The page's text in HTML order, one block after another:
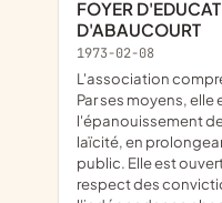
FOYER D'EDUCATION POPULAIRE
D'ABAUCOURT
1973-02-08
L'association comprend plusieurs secteurs d'acticvités.
Par ses moyens,
l'épanouissement
laïcité, en
public. Elle est
respect des